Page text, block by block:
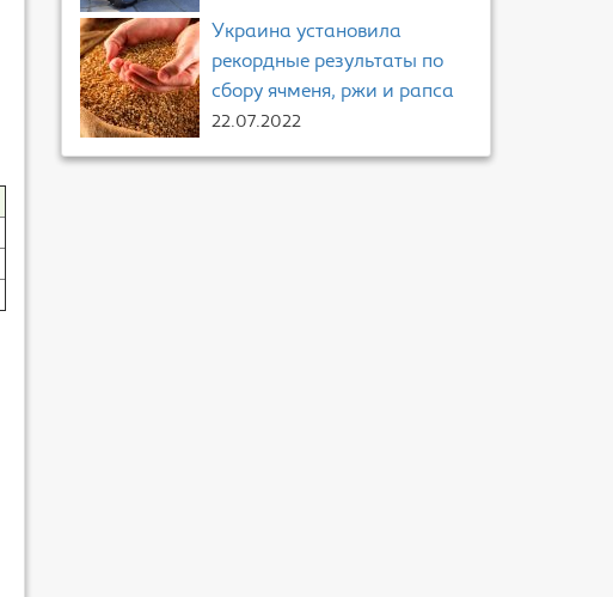
Украина установила
рекордные результаты по
сбору ячменя, ржи и рапса
22.07.2022